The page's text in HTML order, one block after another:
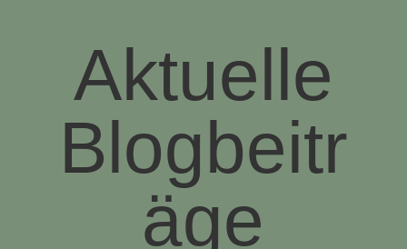
Aktuelle
Blogbeitr
äge